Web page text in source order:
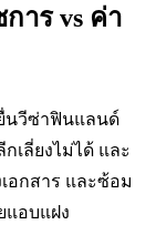
าร vs ค่า
นวีซ่าฟินแลนด์
เลี่ยงไม่ได้ และ
อกสาร และซ้อม
แอบแฝง